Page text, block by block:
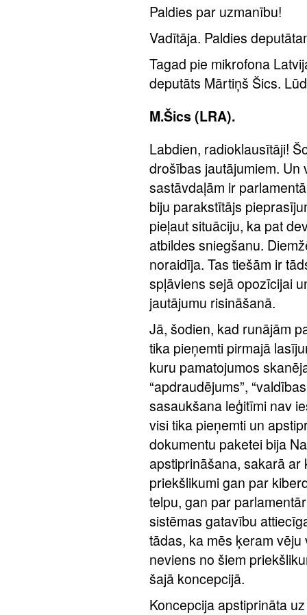
Paldies par uzmanību!
Vadītāja. Paldies
Tagad pie mikrofona
deputāts Mārtiņš Šics.
M.Šics (LRA).
Labdien, radioklausītāji!
drošības jautājumiem.
sastāvdaļām ir
biju parakstītājs
pieļaut situāciju, ka pat
atbildes sniegšanu.
noraidīja. Tas tiešām ir
spļāviens sejā opozīcijai
jautājumu risināšanā.
Jā, šodien, kad runājām
tika pieņemti pirmajā
kuru pamatojumos
“apdraudējums”,
sasaukšana leģitīmi nav
visi tika pieņemti un
dokumentu paketei bija
apstiprināšana, sakarā ar
priekšlikumi gan par
telpu, gan par
sistēmas gatavību
tādas, ka mēs ķeram
neviens no šiem
šajā koncepcijā.
Koncepcija apstiprināta